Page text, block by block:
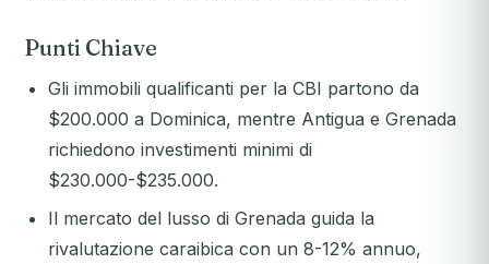
Punti Chiave
Gli immobili qualificanti per la CBI partono da
$200.000 a Dominica, mentre Antigua e Grenada
richiedono investimenti minimi di
$230.000-$235.000.
Il mercato del lusso di Grenada guida la
rivalutazione caraibica con un 8-12% annuo,